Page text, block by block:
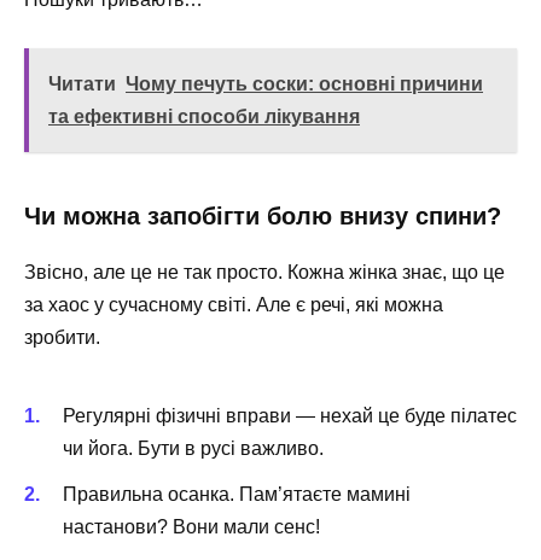
Читати Чому печуть соски: основні причини
та ефективні способи лікування
Чи можна запобігти болю внизу спини?
Звісно, але це не так просто. Кожна жінка знає, що це
за хаос у сучасному світі. Але є речі, які можна
зробити.
Регулярні фізичні вправи — нехай це буде пілатес
чи йога. Бути в русі важливо.
Правильна осанка. Пам’ятаєте мамині
настанови? Вони мали сенс!